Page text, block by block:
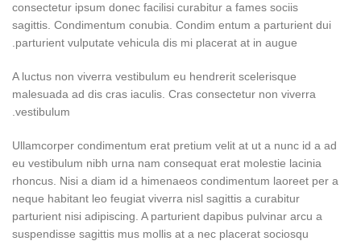
consectetur ipsum donec facilisi curabitur a fames sociis
sagittis. Condimentum conubia. Condim entum a parturient dui
parturient vulputate vehicula dis mi placerat at in augue.
A luctus non viverra vestibulum eu hendrerit scelerisque
malesuada ad dis cras iaculis. Cras consectetur non viverra
vestibulum.
Ullamcorper condimentum erat pretium velit at ut a nunc id a ad
eu vestibulum nibh urna nam consequat erat molestie lacinia
rhoncus. Nisi a diam id a himenaeos condimentum laoreet per a
neque habitant leo feugiat viverra nisl sagittis a curabitur
parturient nisi adipiscing. A parturient dapibus pulvinar arcu a
suspendisse sagittis mus mollis at a nec placerat sociosqu